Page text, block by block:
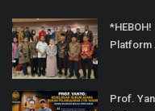
Platform
Prof.